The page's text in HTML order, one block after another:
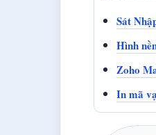
Sát
Hình
Zoho
In mã